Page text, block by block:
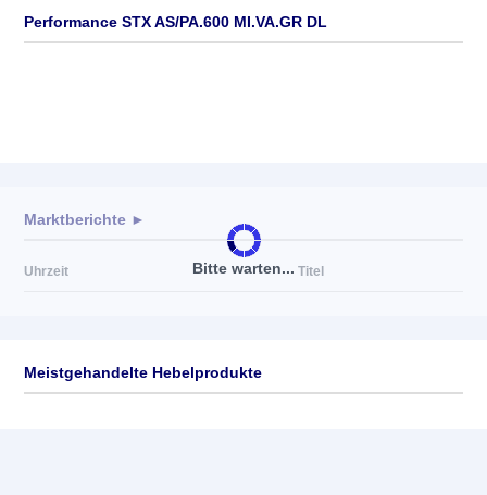
Performance STX AS/PA.600 MI.VA.GR DL
Bitte warten...
Marktberichte ►
Uhrzeit Titel
Meistgehandelte Hebelprodukte